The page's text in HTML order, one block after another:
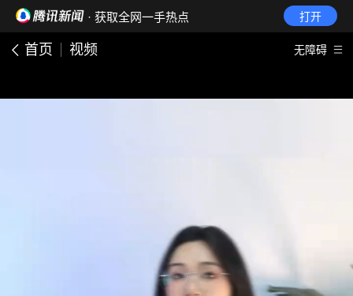
· 获取全网一手热点 打开
首页 视频 无障碍